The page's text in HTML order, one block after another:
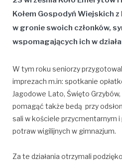
Kołem Gospodyń Wiejskich
w gronie swoich członków,
wspomagających ich w
W tym roku seniorzy
imprezach m.in: spotkanie
Jagodowe Lato, Święto
pomagąć także bedą przy
sali w kościele przycmentarnym
potraw wigilijnych w gimnazjum.
Za te działania otrzymali